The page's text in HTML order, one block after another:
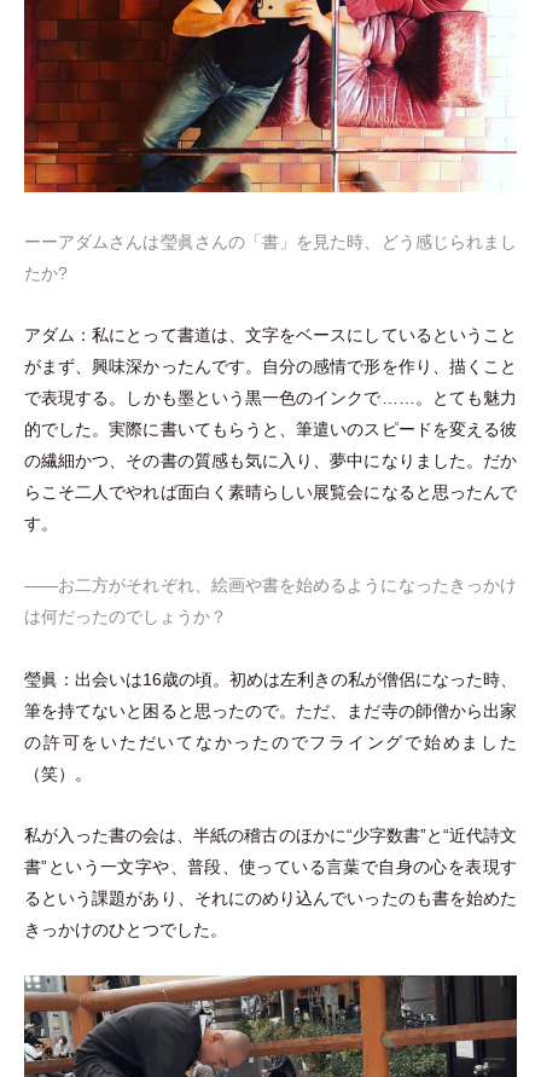
ーーアダムさんは瑩眞さんの「書 」
を見た時、どう感じられまし
たか?
アダム：私にとって書道は、文字をベースにしているということ
がまず、興味深かったんです。自分の感情で形を作り、描くこと
で表現する。しかも墨という黒一色のインクで……。とても魅力
的でした。実際に書いてもらうと、筆遣いのスピードを変える彼
の繊細かつ、その書の質感も気に入り、夢中になりました。だか
らこそ二人でやれば面白く素晴らしい展覧会になると思ったんで
す。
――お二方がそれぞれ、絵画や書を始めるようになったきっかけ
は何だったのでしょうか？
瑩眞：出会いは16歳の頃。初めは左利きの私が僧侶になった時、
筆を持てないと困ると思ったので。ただ、まだ寺の師僧から出家
の許可をいただいてなかったのでフライングで始めました
（笑） 。
私が入った書の会は、半紙の稽古のほかに“少字数書”と“近代詩文
書”という一文字や、普段、使っている言葉で自身の心を表現す
るという課題があり、それにのめり込んでいったのも書を始めた
きっかけのひとつでした。